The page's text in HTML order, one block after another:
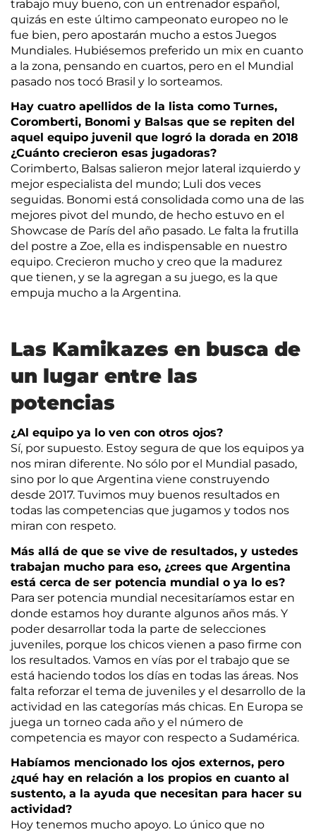
trabajo muy bueno, con un entrenador español,
quizás en este último campeonato europeo no le
fue bien, pero apostarán mucho a estos Juegos
Mundiales. Hubiésemos preferido un mix en cuanto
a la zona, pensando en cuartos, pero en el Mundial
pasado nos tocó Brasil y lo sorteamos.
Hay cuatro apellidos de la lista como Turnes,
Coromberti, Bonomi y Balsas que se repiten del
aquel equipo juvenil que logró la dorada en 2018
¿Cuánto crecieron esas jugadoras?
Corimberto, Balsas salieron mejor lateral izquierdo y
mejor especialista del mundo; Luli dos veces
seguidas. Bonomi está consolidada como una de las
mejores pivot del mundo, de hecho estuvo en el
Showcase de París del año pasado. Le falta la frutilla
del postre a Zoe, ella es indispensable en nuestro
equipo. Crecieron mucho y creo que la madurez
que tienen, y se la agregan a su juego, es la que
empuja mucho a la Argentina.
Las Kamikazes en busca de
un lugar entre las
potencias
¿Al equipo ya lo ven con otros ojos?
Sí, por supuesto. Estoy segura de que los equipos ya
nos miran diferente. No sólo por el Mundial pasado,
sino por lo que Argentina viene construyendo
desde 2017. Tuvimos muy buenos resultados en
todas las competencias que jugamos y todos nos
miran con respeto.
Más allá de que se vive de resultados, y ustedes
trabajan mucho para eso, ¿crees que Argentina
está cerca de ser potencia mundial o ya lo es?
Para ser potencia mundial necesitaríamos estar en
donde estamos hoy durante algunos años más. Y
poder desarrollar toda la parte de selecciones
juveniles, porque los chicos vienen a paso firme con
los resultados. Vamos en vías por el trabajo que se
está haciendo todos los días en todas las áreas. Nos
falta reforzar el tema de juveniles y el desarrollo de la
actividad en las categorías más chicas. En Europa se
juega un torneo cada año y el número de
competencia es mayor con respecto a Sudamérica.
Habíamos mencionado los ojos externos, pero
¿qué hay en relación a los propios en cuanto al
sustento, a la ayuda que necesitan para hacer su
actividad?
Hoy tenemos mucho apoyo. Lo único que no